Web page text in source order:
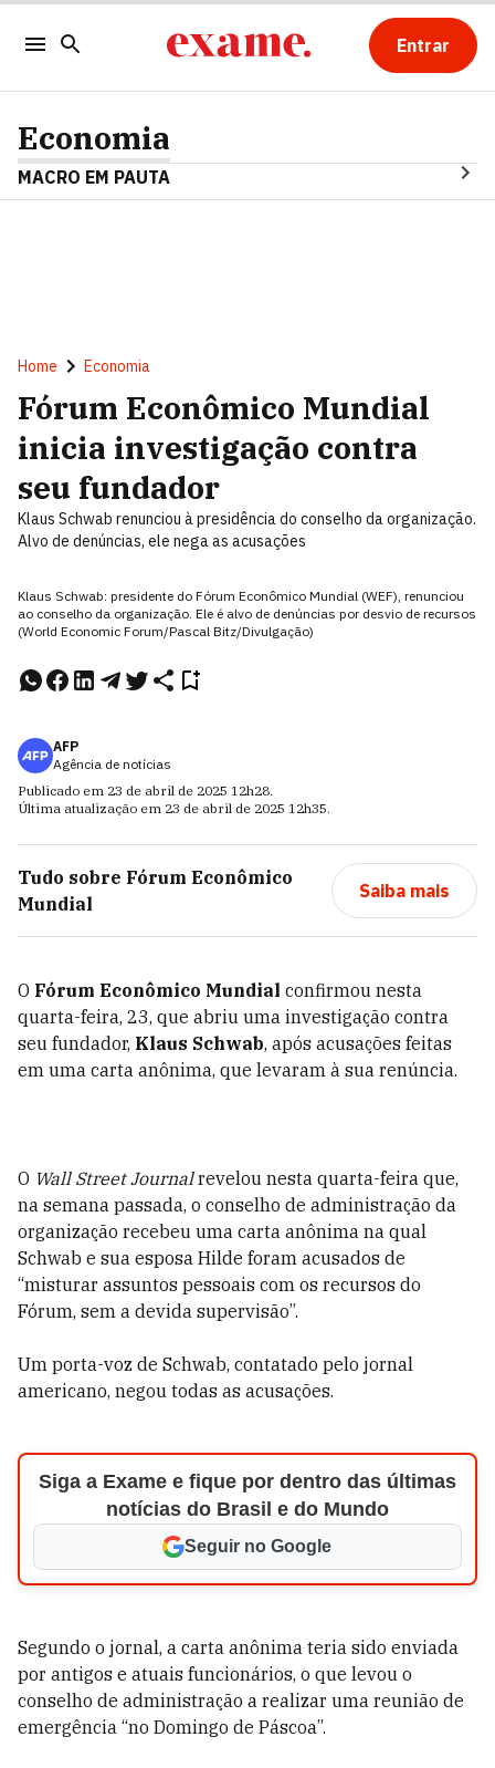
Entrar
Economia
MACRO EM PAUTA
Home Economia
Fórum Econômico Mundial
inicia investigação contra
seu fundador
Klaus Schwab renunciou à presidência do conselho da organização.
Alvo de denúncias, ele nega as acusações
Klaus Schwab: presidente do Fórum Econômico Mundial (WEF), renunciou
ao conselho da organização. Ele é alvo de denúncias por desvio de recursos
(World Economic Forum/Pascal Bitz/Divulgação)
AFP
Agência de notícias
Publicado em 23 de abril de 2025 12h28.
Última atualização em 23 de abril de 2025 12h35.
Tudo sobre Fórum Econômico
Mundial
Saiba mais
O Fórum Econômico Mundial confirmou nesta
quarta-feira, 23, que abriu uma investigação contra
seu fundador, Klaus Schwab, após acusações feitas
em uma carta anônima, que levaram à sua renúncia.
O Wall Street Journalrevelou nesta quarta-feira que,
na semana passada, o conselho de administração da
organização recebeu uma carta anônima na qual
Schwab e sua esposa Hilde foram acusados de
“misturar assuntos pessoais com os recursos do
Fórum, sem a devida supervisão”.
Um porta-voz de Schwab, contatado pelo jornal
americano, negou todas as acusações.
Siga a Exame e fique por dentro das últimas
notícias do Brasil e do Mundo
Seguir no Google
Segundo o jornal, a carta anônima teria sido enviada
por antigos e atuais funcionários, o que levou o
conselho de administração a realizar uma reunião de
emergência “no Domingo de Páscoa”.